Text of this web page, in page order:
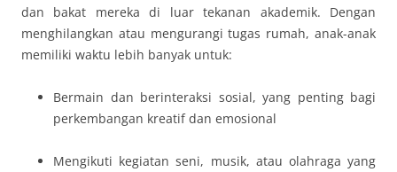
dan bakat mereka di luar tekanan akademik. Dengan
menghilangkan atau mengurangi tugas rumah, anak-anak
memiliki waktu lebih banyak untuk:
Bermain dan berinteraksi sosial, yang penting bagi
perkembangan kreatif dan emosional
Mengikuti kegiatan seni, musik, atau olahraga yang